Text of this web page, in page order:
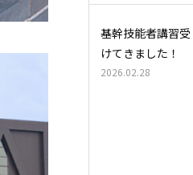
基幹技能者講習受
けてきました！
2026.02.28